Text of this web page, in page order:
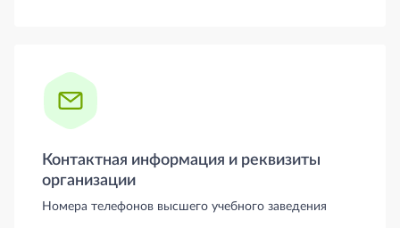
Контактная информация и реквизиты
организации
Номера телефонов высшего учебного заведения